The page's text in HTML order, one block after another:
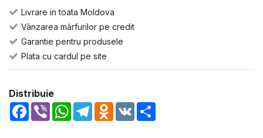
Livrare in toata Moldova
Vânzarea mărfurilor pe credit
Garantie pentru produsele
Plata cu cardul pe site
Distribuie
Facebook
Viber WhatsApp
TelegramOdnoklassniki
VK